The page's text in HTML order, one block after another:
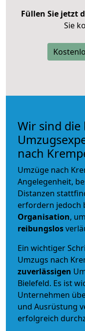
Füllen Sie jetzt
Sie
Wir sind die
nach
Umzüge nach
Angelegenheit,
Distanzen
erfordern jedoch
Organisation,
reibungslos
Ein wichtiger
Umzugs nach
zuverlässigen
Bielefeld. Es ist
Unternehmen
und Ausrüstung
erfolgreich